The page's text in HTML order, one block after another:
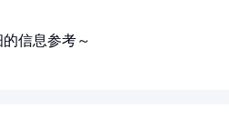
信息参考～